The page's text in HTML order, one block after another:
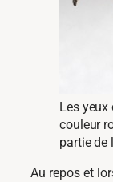
Les yeux
couleur
partie de
Au repos et